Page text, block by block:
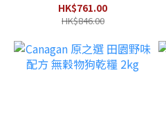
HK$761.00
HK$846.00